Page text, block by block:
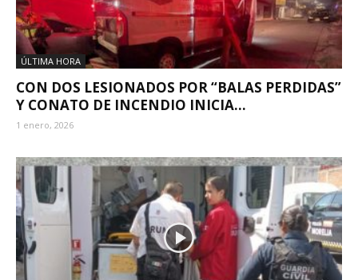
ÚLTIMA HORA
CON DOS LESIONADOS POR “BALAS PERDIDAS”
Y CONATO DE INCENDIO INICIA...
1 enero, 2026